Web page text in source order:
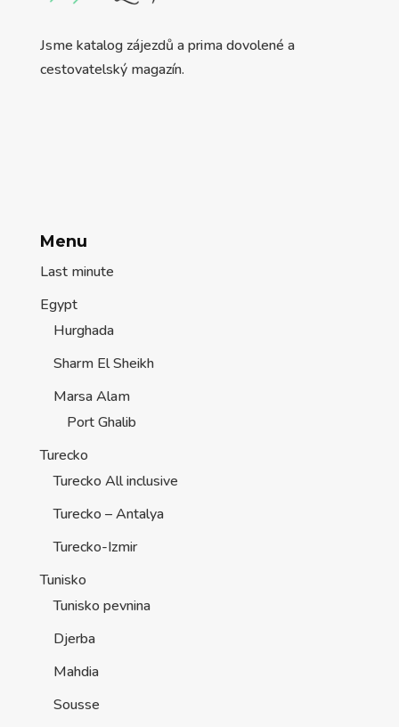
Jsme katalog zájezdů a prima dovolené a
cestovatelský magazín.
Menu
Last minute
Egypt
Hurghada
Sharm El Sheikh
Marsa Alam
Port Ghalib
Turecko
Turecko All inclusive
Turecko – Antalya
Turecko-Izmir
Tunisko
Tunisko pevnina
Djerba
Mahdia
Sousse